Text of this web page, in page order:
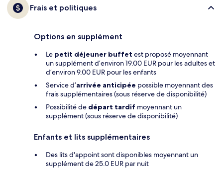
Frais et politiques
Options en supplément
Le petit déjeuner buffet est proposé moyennant
un supplément d’environ 19.00 EUR pour les adultes et
d’environ 9.00 EUR pour les enfants
Service d’arrivée anticipée possible moyennant des
frais supplémentaires (sous réserve de disponibilité)
Possibilité de départ tardif moyennant un
supplément (sous réserve de disponibilité)
Enfants et lits supplémentaires
Des lits d'appoint sont disponibles moyennant un
supplément de 25.0 EUR par nuit